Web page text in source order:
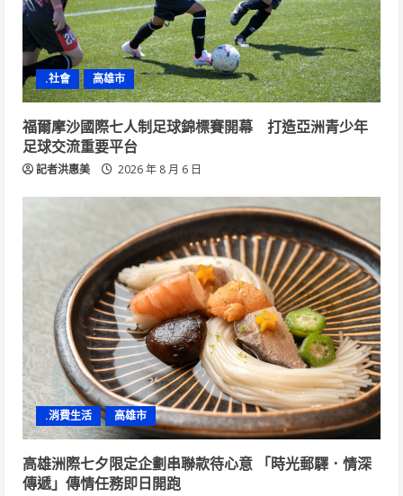
.社會 高雄市
福爾摩沙國際七人制足球錦標賽開幕 打造亞洲青少年
足球交流重要平台
記者洪惠美 2026 年 8 月 6 日
.消費生活 高雄市
高雄洲際七夕限定企劃串聯款待心意 「時光郵驛．情深
傳遞」傳情任務即日開跑